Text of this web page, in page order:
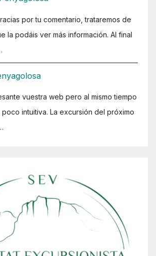
por tu comentario, trataremos de
la podáis ver más información. Al final
vuestra web pero al mismo tiempo
intuitiva. La excursión del próximo